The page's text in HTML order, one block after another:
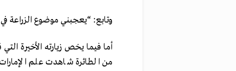
وتابع: “يعجبني موضوع الزراعة
أما فيما يخص زيارته الأخيرة
من الطائرة شاهدت علم